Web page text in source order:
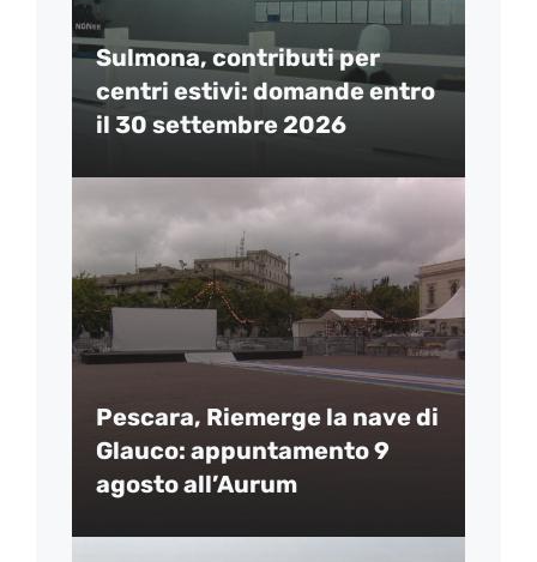
Sulmona, contributi per
centri estivi: domande entro
il 30 settembre 2026
Pescara, Riemerge la nave di
Glauco: appuntamento 9
agosto all’Aurum